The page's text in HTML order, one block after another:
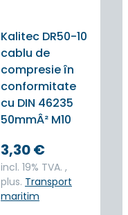
Kalitec DR50-10
cablu de
compresie în
conformitate
cu DIN 46235
50mmÂ² M10
3,30 €
incl. 19% TVA. ,
plus. Transport
maritim